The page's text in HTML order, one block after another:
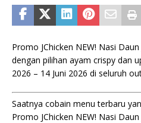
Promo JChicken NEW! Nasi
dengan pilihan ayam crispy dan
2026 – 14 Juni 2026 di seluruh
Saatnya cobain menu terbaru
Promo JChicken NEW! Nasi